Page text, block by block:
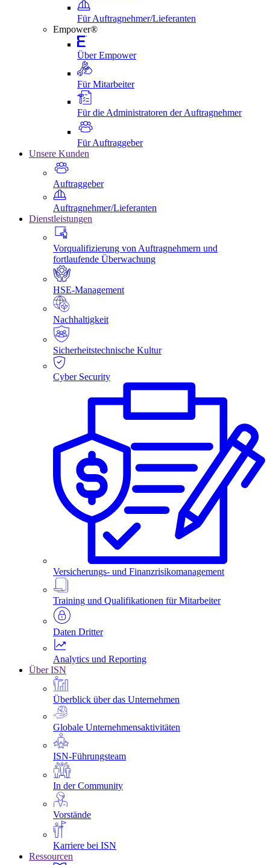
Für Auftragnehmer/Lieferanten
Empower®
Über Empower
Für Mitarbeiter
Für die Administratoren der Auftragnehmer
Für Auftraggeber
Unsere Kunden
Auftraggeber
Auftragnehmer/Lieferanten
Dienstleistungen
Vorqualifizierung von Auftragnehmern und
fortlaufende Überwachung
HSE-Management
Nachhaltigkeit
Sicherheitstechnische Kultur
Cyber Security
Versicherungs- und Finanzrisikomanagement
Training und Qualifikationen für Mitarbeiter
Daten Dritter
Analytics und Reporting
Über ISN
Überblick über das Unternehmen
Globale Unternehmensaktivitäten
ISN-Führungsteam
In der Community
Vorstände
Karriere bei ISN
Ressourcen